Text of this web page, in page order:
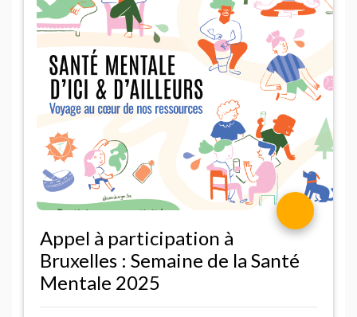
Appel à participation à
Bruxelles : Semaine de la Santé
Mentale 2025